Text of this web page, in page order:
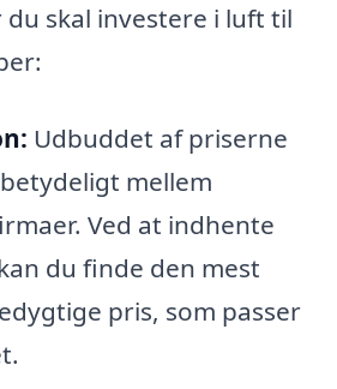
skal investere i luft til
Udbuddet af priserne
mellem
Ved at indhente
du finde den mest
pris, som passer